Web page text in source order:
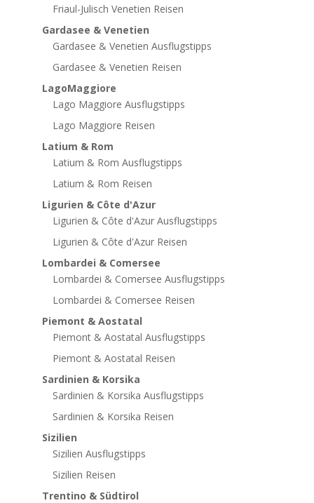
Friaul-Julisch Venetien Reisen
Gardasee & Venetien
Gardasee & Venetien Ausflugstipps
Gardasee & Venetien Reisen
LagoMaggiore
Lago Maggiore Ausflugstipps
Lago Maggiore Reisen
Latium & Rom
Latium & Rom Ausflugstipps
Latium & Rom Reisen
Ligurien & Côte d'Azur
Ligurien & Côte d'Azur Ausflugstipps
Ligurien & Côte d'Azur Reisen
Lombardei & Comersee
Lombardei & Comersee Ausflugstipps
Lombardei & Comersee Reisen
Piemont & Aostatal
Piemont & Aostatal Ausflugstipps
Piemont & Aostatal Reisen
Sardinien & Korsika
Sardinien & Korsika Ausflugstipps
Sardinien & Korsika Reisen
Sizilien
Sizilien Ausflugstipps
Sizilien Reisen
Trentino & Südtirol